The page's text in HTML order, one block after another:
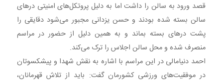
قصد ورود به سالن را داشت اما به دلیل پروتکل‌های امنیتی درهای
سالن بسته شده بودند و حسن یزدانی مجبور می‌شود دقایقی را
پشت درهای بسته بماند و به همین دلیل از حضور در مراسم
منصرف شده و محل سالن اجلاس را ترک می‌کند.
احمد دنیامالی در این مراسم با اشاره به نقش شهدا و پیشکسوتان
در موفقیت‌های ورزشی کشورمان گفت: باید از تلاش قهرمانان،